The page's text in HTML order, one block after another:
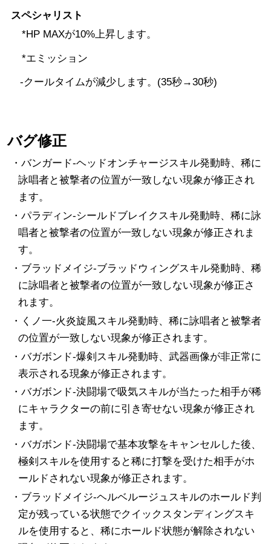
スペシャリスト
*HP MAXが10%上昇します。
*エミッション
-クールタイムが減少します。(35秒→30秒)
バグ修正
・バンガード-ヘッドオンチャージスキル発動時、稀に
詠唱者と被撃者の位置が一致しない現象が修正され
ます。
・パラディン-シールドブレイクスキル発動時、稀に詠
唱者と被撃者の位置が一致しない現象が修正されま
す。
・ブラッドメイジ-ブラッドウィングスキル発動時、稀
に詠唱者と被撃者の位置が一致しない現象が修正さ
れます。
・くノ一-火炎旋風スキル発動時、稀に詠唱者と被撃者
の位置が一致しない現象が修正されます。
・バガボンド-爆剣スキル発動時、武器画像が非正常に
表示される現象が修正されます。
・バガボンド-決闘場で吸気スキルが当たった相手が稀
にキャラクターの前に引き寄せない現象が修正され
ます。
・バガボンド-決闘場で基本攻撃をキャンセルした後、
極剣スキルを使用すると稀に打撃を受けた相手がホ
ールドされない現象が修正されます。
・ブラッドメイジ-ヘルベルージュスキルのホールド判
定が残っている状態でクイックスタンディングスキ
ルを使用すると、稀にホールド状態が解除されない